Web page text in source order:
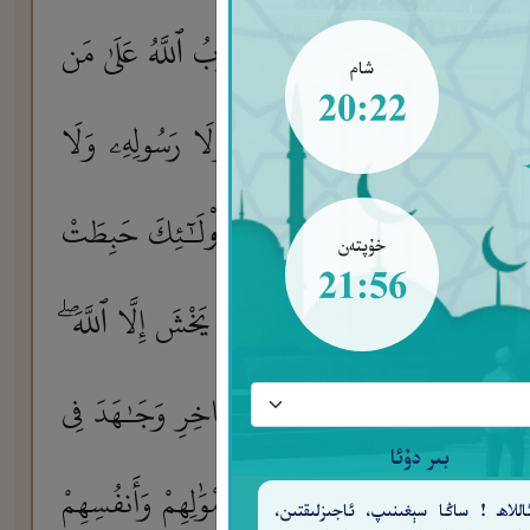
شام
20:22
خۇپتەن
21:56
بىر دۇئا
! ساڭا سېغىنىپ، ئاجىزلىقتىن،
وَيُذْهِبْ غَيْظَ قُلُوبِهِمْ ۗ وَيَتُوبُ ٱللَّهُ عَلَىٰ مَن
يَتَّخِذُوا۟ مِن دُونِ ٱللَّهِ وَلَا رَسُولِهِۦ وَلَا
عَلَىٰٓ أَنفُسِهِم بِٱلْكُفْرِ ۚ أُو۟لَـٰٓئِكَ حَبِطَتْ
ٱلصَّلَوٰةَ وَءَاتَى ٱلزَّكَوٰةَ وَلَمْ يَخْشَ إِلَّا ٱللَّهَ
ءَامَنَ بِٱللَّهِ وَٱلْيَوْمِ ٱلْـَٔاخِرِ وَجَـٰهَدَ فِى
وَجَـٰهَدُوا۟ فِى سَبِيلِ ٱللَّهِ بِأَمْوَٰلِهِمْ وَأَنفُسِهِمْ